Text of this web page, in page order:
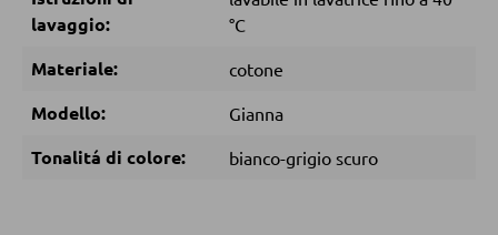
Letti boxspring
Camere complete
lavaggio:
°C
Materiale: cotone
Modello: Gianna
Tonalitá di colore: bianco-grigio scuro